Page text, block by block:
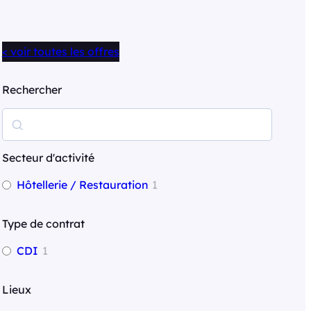
< voir toutes les offres
Rechercher
e
c
h
r
h
Secteur d'activité
Hôtellerie / Restauration 1
Type de contrat
CDI 1
Lieux